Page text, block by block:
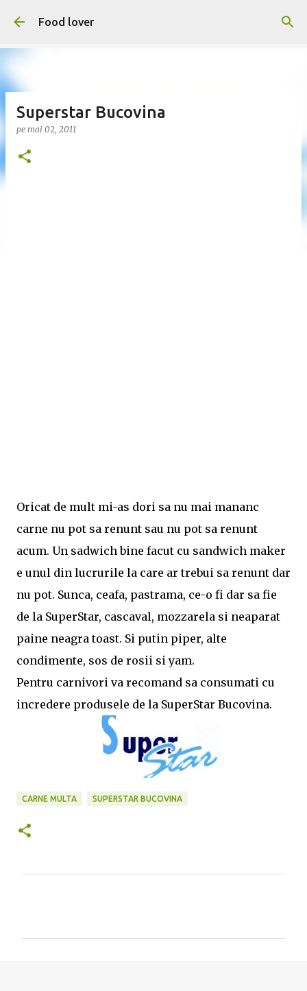
Treceți la conținutul principal
Food lover
Superstar Bucovina
pe mai 02, 2011
Oricat de mult mi-as dori sa nu mai mananc
carne nu pot sa renunt sau nu pot sa renunt
acum. Un sadwich bine facut cu sandwich maker
e unul din lucrurile la care ar trebui sa renunt dar
nu pot. Sunca, ceafa, pastrama, ce-o fi dar sa fie
de la SuperStar, cascaval, mozzarela si neaparat
paine neagra toast. Si putin piper, alte
condimente, sos de rosii si yam.
Pentru carnivori va recomand sa consumati cu
incredere produsele de la SuperStar Bucovina.
CARNE MULTA SUPERSTAR BUCOVINA